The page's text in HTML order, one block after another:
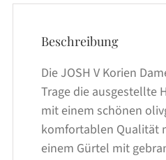
olive
Menge
Beschreibung
Die JOSH V Korien
Trage die ausgestellte
mit einem schönen
komfortablen Qualität
einem Gürtel mit